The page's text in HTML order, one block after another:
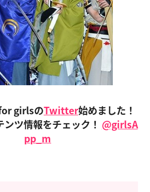
girlsのTwitter始めました！
ツ情報をチェック！ @girlsA
pp_m